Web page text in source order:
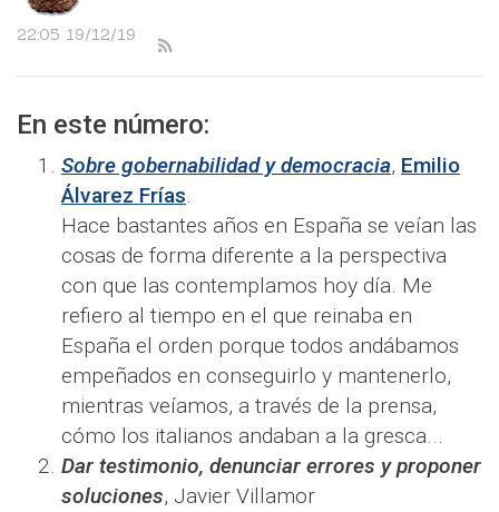
22:05 19/12/19
En este número:
Sobre gobernabilidad y democracia, Emilio
Álvarez Frías.
Hace bastantes años en España se veían las
cosas de forma diferente a la perspectiva
con que las contemplamos hoy día. Me
refiero al tiempo en el que reinaba en
España el orden porque todos andábamos
empeñados en conseguirlo y mantenerlo,
mientras veíamos, a través de la prensa,
cómo los italianos andaban a la gresca...
Dar testimonio, denunciar errores y proponer
soluciones, Javier Villamor